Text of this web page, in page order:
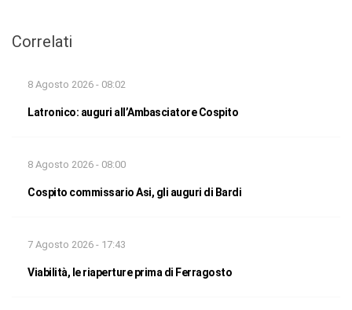
Correlati
8 Agosto 2026 - 08:02
Latronico: auguri all’Ambasciatore Cospito
8 Agosto 2026 - 08:00
Cospito commissario Asi, gli auguri di Bardi
7 Agosto 2026 - 17:43
Viabilità, le riaperture prima di Ferragosto